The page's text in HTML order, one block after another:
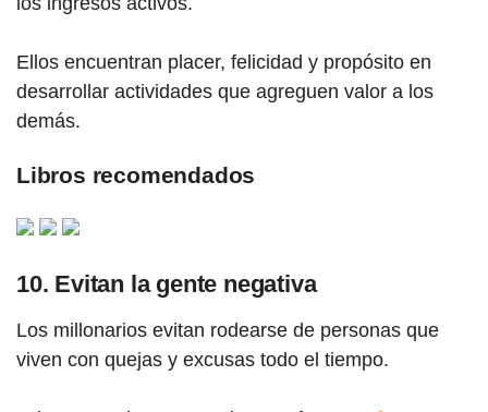
Ellos encuentran placer, felicidad y propósito en
desarrollar actividades que agreguen valor a los
demás.
Libros recomendados
10. Evitan la gente negativa
Los millonarios evitan rodearse de personas que
viven con quejas y excusas todo el tiempo.